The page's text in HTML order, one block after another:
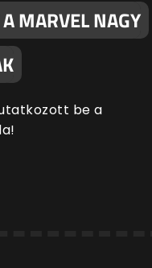
MARVEL NAGY
be a